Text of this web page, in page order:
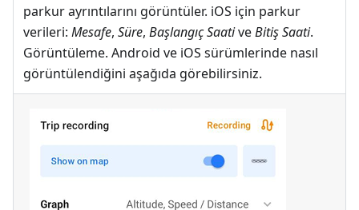
parkur ayrıntılarını görüntüler. iOS için parkur
verileri: Mesafe, Süre, Başlangıç SaativeBitiş Saati.
Görüntüleme. Android ve iOS sürümlerinde nasıl
görüntülendiğini aşağıda görebilirsiniz.